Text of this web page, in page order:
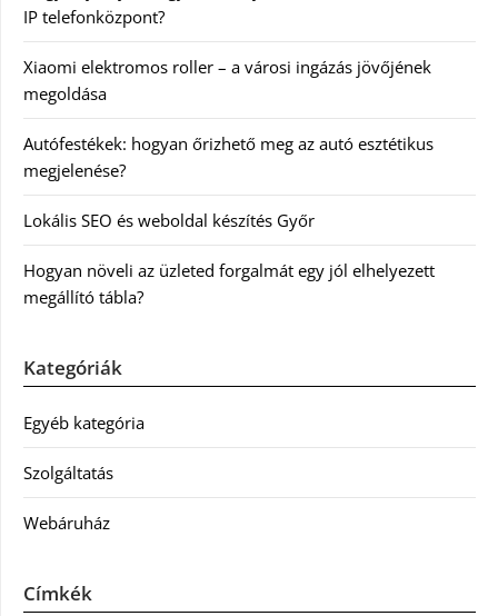
IP telefonközpont?
Xiaomi elektromos roller – a városi ingázás jövőjének
megoldása
Autófestékek: hogyan őrizhető meg az autó esztétikus
megjelenése?
Lokális SEO és weboldal készítés Győr
Hogyan növeli az üzleted forgalmát egy jól elhelyezett
megállító tábla?
Kategóriák
Egyéb kategória
Szolgáltatás
Webáruház
Címkék